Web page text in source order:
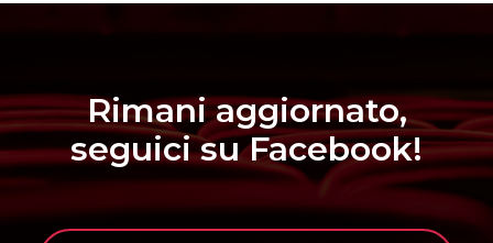
Rimani aggiornato,
seguici su Facebook!